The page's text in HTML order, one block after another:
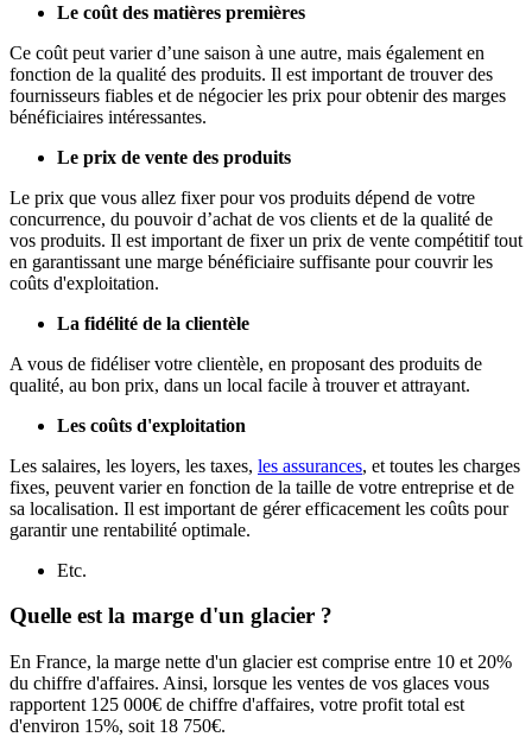
Le coût des matières premières
Ce coût peut varier d’une saison à une autre, mais également en
fonction de la qualité des produits. Il est important de trouver des
fournisseurs fiables et de négocier les prix pour obtenir des marges
bénéficiaires intéressantes.
Le prix de vente des produits
Le prix que vous allez fixer pour vos produits dépend de votre
concurrence, du pouvoir d’achat de vos clients et de la qualité de
vos produits. Il est important de fixer un prix de vente compétitif tout
en garantissant une marge bénéficiaire suffisante pour couvrir les
coûts d'exploitation.
La fidélité de la clientèle
A vous de fidéliser votre clientèle, en proposant des produits de
qualité, au bon prix, dans un local facile à trouver et attrayant.
Les coûts d'exploitation
Les salaires, les loyers, les taxes, les assurances, et toutes les charges
fixes, peuvent varier en fonction de la taille de votre entreprise et de
sa localisation. Il est important de gérer efficacement les coûts pour
garantir une rentabilité optimale.
Etc.
Quelle est la marge d'un glacier ?
En France, la marge nette d'un glacier est comprise entre 10 et 20%
du chiffre d'affaires. Ainsi, lorsque les ventes de vos glaces vous
rapportent 125 000€ de chiffre d'affaires, votre profit total est
d'environ 15%, soit 18 750€.